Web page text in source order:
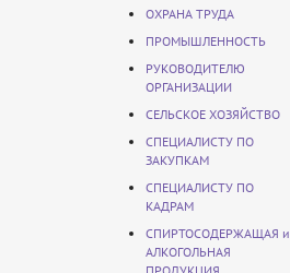
ОХРАНА ТРУДА
ПРОМЫШЛЕННОСТЬ
РУКОВОДИТЕЛЮ
ОРГАНИЗАЦИИ
СЕЛЬСКОЕ ХОЗЯЙСТВО
СПЕЦИАЛИСТУ ПО
ЗАКУПКАМ
СПЕЦИАЛИСТУ ПО
КАДРАМ
СПИРТОСОДЕРЖАЩАЯ и
АЛКОГОЛЬНАЯ